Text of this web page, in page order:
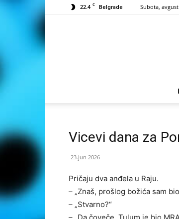
22.4 C Belgrade Subota,
Vicevi dana za
23.jun 2026
Pričaju dva anđela u Raju.
– „Znaš, prošlog božića sam
– „Stvarno?“